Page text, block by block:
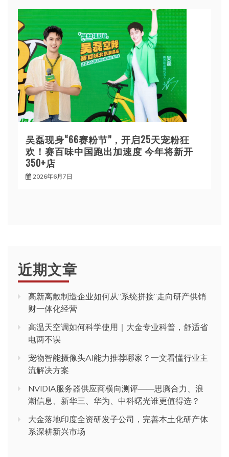
吴磊现身“66赛粉节”，开启25天宠粉狂
欢！赛百味中国跑出加速度 今年将新开
350+店
2026年6月7日
近期文章
高新离散制造企业如何从“系统拼接”走向研产供销
财一体化经营
高温天空调如何科学使用｜大金专业科普，舒适省
电两不误
宠物智能摄像头AI能力推荐哪家？一文看懂行业主
流解决方案
NVIDIA服务器供应商横向测评——思腾合力、浪
潮信息、新华三、华为、中科曙光谁更值得选？
大金落地印度全资研发子公司，完善本土化研产体
系深耕新兴市场